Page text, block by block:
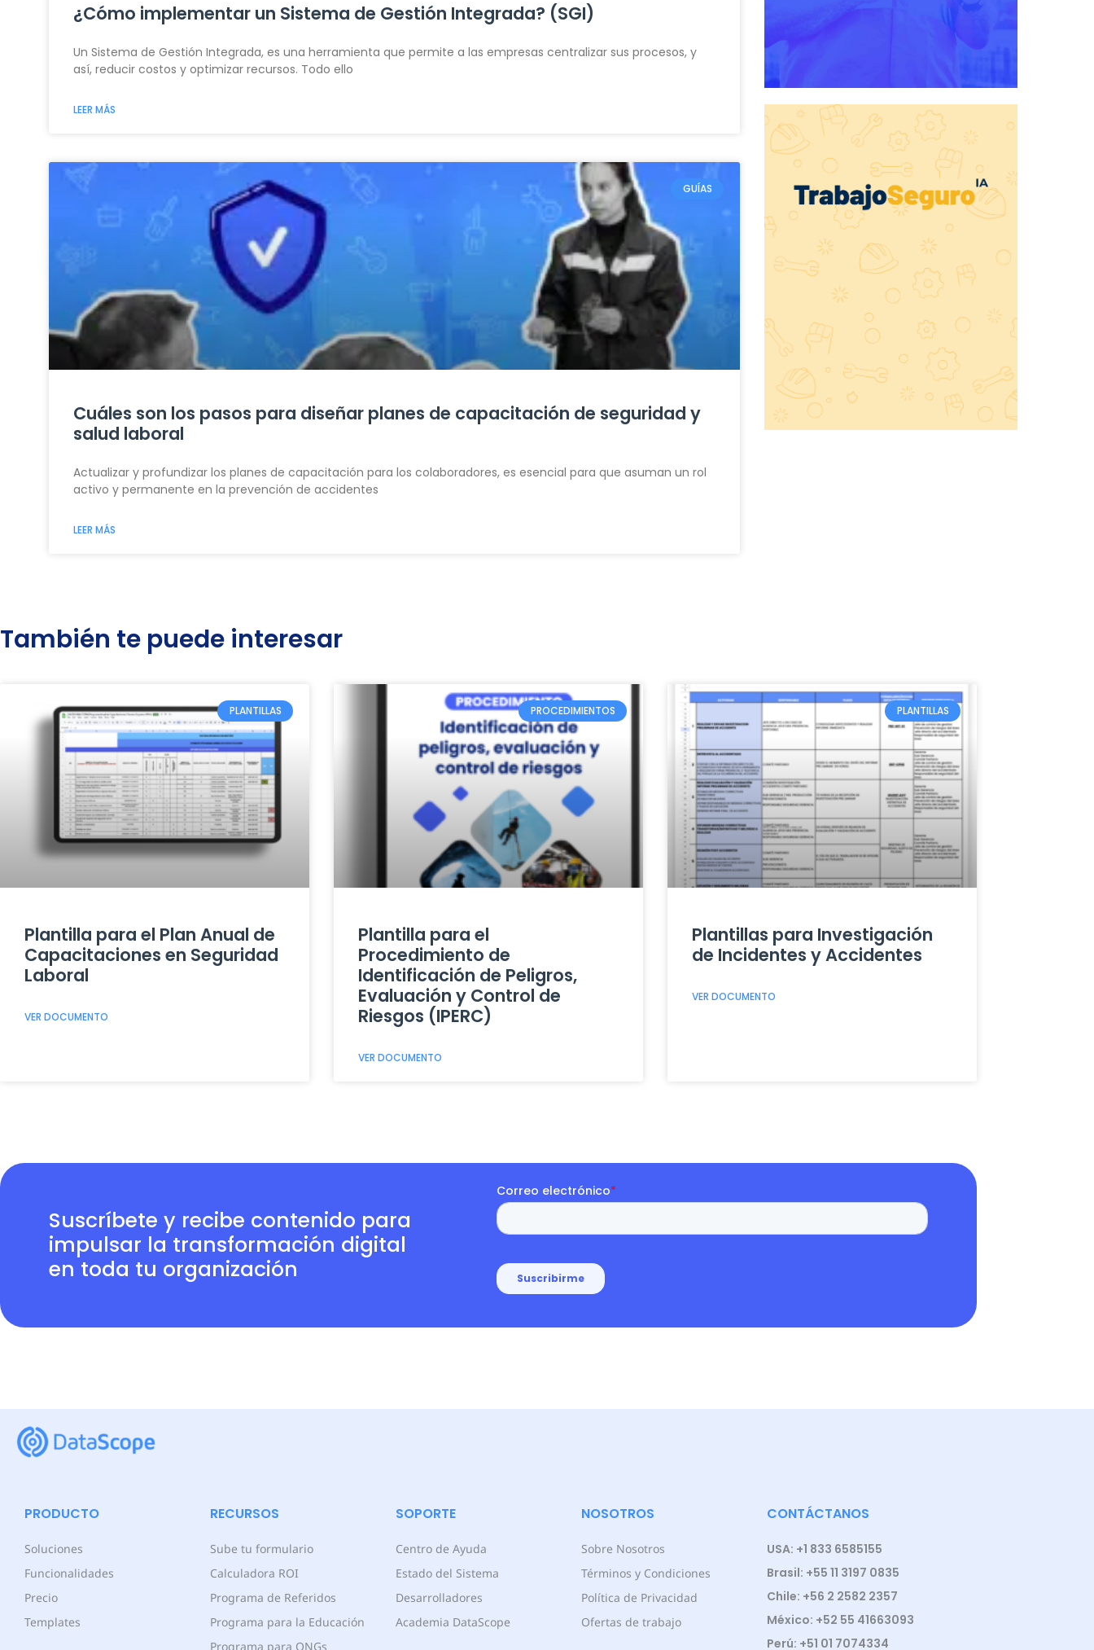
¿Cómo implementar un Sistema de Gestión Integrada? (SGI)
Un Sistema de Gestión Integrada, es una herramienta que permite a las empresas centralizar sus procesos, y
así, reducir costos y optimizar recursos. Todo ello
LEER MÁS
GUÍAS
Cuáles son los pasos para diseñar planes de capacitación de seguridad y
salud laboral
Actualizar y profundizar los planes de capacitación para los colaboradores, es esencial para que asuman un rol
activo y permanente en la prevención de accidentes
LEER MÁS
Digitaliza todas
tus operaciones
Recolecta datos de forma
rápida y segura con la
aplicación de DataScope
Conversemos
También te puede interesar
PLANTILLAS
Plantilla para el Plan Anual de
Capacitaciones en Seguridad
Laboral
VER DOCUMENTO
PROCEDIMIENTOS
Plantilla para el
Procedimiento de
Identificación de Peligros,
Evaluación y Control de
Riesgos (IPERC)
VER DOCUMENTO
PLANTILLAS
Plantillas para Investigación
de Incidentes y Accidentes
VER DOCUMENTO
Suscríbete y recibe contenido para
impulsar la transformación digital
en toda tu organización
PRODUCTO
Soluciones
Funcionalidades
Precio
Templates
RECURSOS
Sube tu formulario
Calculadora ROI
Programa de Referidos
Programa para la Educación
Programa para ONGs
SOPORTE
Centro de Ayuda
Estado del Sistema
Desarrolladores
Academia DataScope
NOSOTROS
Sobre Nosotros
Términos y Condiciones
Política de Privacidad
Ofertas de trabajo
CONTÁCTANOS
USA: +1 833 6585155
Brasil: +55 11 3197 0835
Chile: +56 2 2582 2357
México: +52 55 41663093
Perú: +51 01 7074334